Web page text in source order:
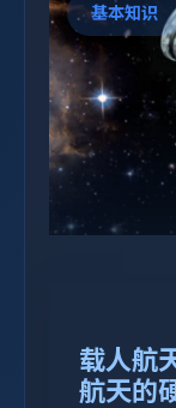
基本知识
载人航
航天的